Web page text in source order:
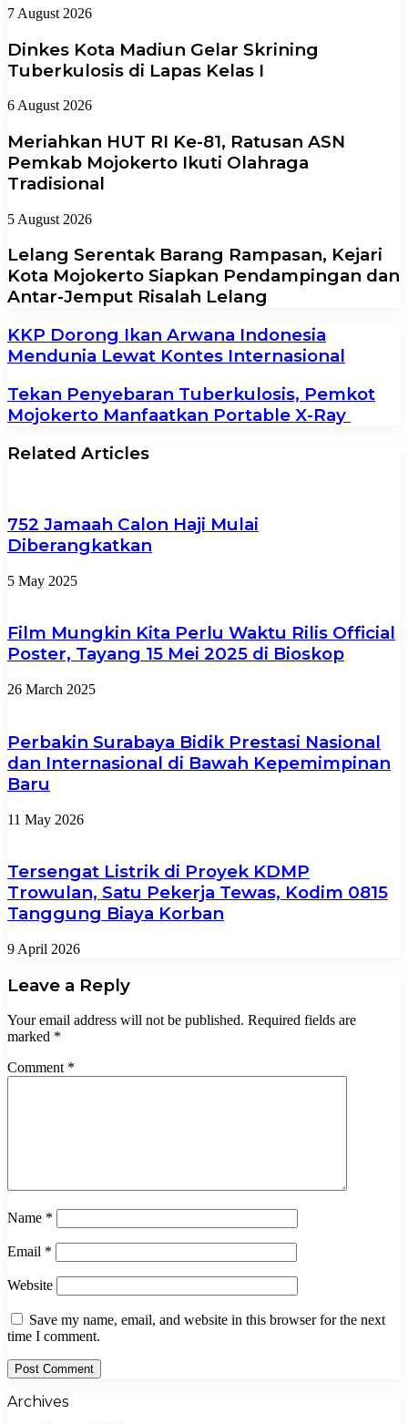
7 August 2026
Dinkes Kota Madiun Gelar Skrining
Tuberkulosis di Lapas Kelas I
6 August 2026
Meriahkan HUT RI Ke-81, Ratusan ASN
Pemkab Mojokerto Ikuti Olahraga
Tradisional
5 August 2026
Lelang Serentak Barang Rampasan, Kejari
Kota Mojokerto Siapkan Pendampingan dan
Antar-Jemput Risalah Lelang
KKP Dorong Ikan Arwana Indonesia
Mendunia Lewat Kontes Internasional
Tekan Penyebaran Tuberkulosis, Pemkot
Mojokerto Manfaatkan Portable X-Ray
Related Articles
752 Jamaah Calon Haji Mulai
Diberangkatkan
5 May 2025
Film Mungkin Kita Perlu Waktu Rilis Official
Poster, Tayang 15 Mei 2025 di Bioskop
26 March 2025
Perbakin Surabaya Bidik Prestasi Nasional
dan Internasional di Bawah Kepemimpinan
Baru
11 May 2026
Tersengat Listrik di Proyek KDMP
Trowulan, Satu Pekerja Tewas, Kodim 0815
Tanggung Biaya Korban
9 April 2026
Leave a Reply
Your email address will not be published. Required fields are
marked *
Comment *
Name *
Email *
Website
Save my name, email, and website in this browser for the next
time I comment.
Archives